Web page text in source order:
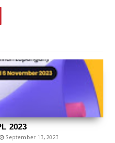
2023
September 13, 2023